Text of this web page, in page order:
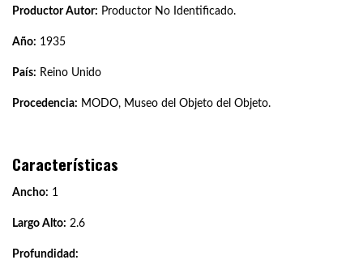
Productor Autor: Productor No Identificado.
Año: 1935
País: Reino Unido
Procedencia: MODO, Museo del Objeto del Objeto.
Características
Ancho: 1
Largo Alto: 2.6
Profundidad: